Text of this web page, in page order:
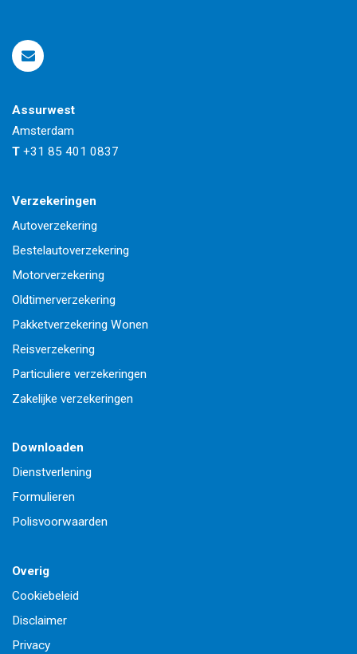
Assurwest
Amsterdam
T +31 85 401 0837
Verzekeringen
Autoverzekering
Bestelautoverzekering
Motorverzekering
Oldtimerverzekering
Pakketverzekering Wonen
Reisverzekering
Particuliere verzekeringen
Zakelijke verzekeringen
Downloaden
Dienstverlening
Formulieren
Polisvoorwaarden
Overig
Cookiebeleid
Disclaimer
Privacy